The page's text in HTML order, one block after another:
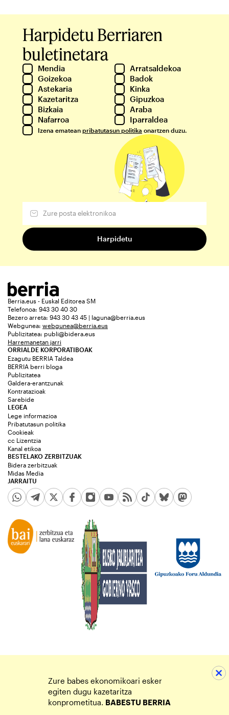
Harpidetu Berriaren
buletinetara
Mendia
Arratsaldekoa
Goizekoa
Badok
Astekaria
Kinka
Kazetaritza
Gipuzkoa
Bizkaia
Araba
Nafarroa
Iparraldea
Izena ematean pribatutasun politika onartzen duzu.
Berria.eus - Euskal Editorea SM
Telefonoa: 943 30 40 30
Bezero arreta: 943 30 43 45 | laguna@berria.eus
Webgunea: webgunea@berria.eus
Publizitatea: publi@bidera.eus
Harremanetan jarri
ORRIALDE KORPORATIBOAK
Ezagutu BERRIA Taldea
BERRIA berri bloga
Publizitatea
Galdera-erantzunak
Kontratazioak
Sarebide
JARRAITU
LEGEA
Lege informazioa
Pribatutasun politika
Cookieak
cc Lizentzia
Kanal etikoa
BESTELAKO ZERBITZUAK
Bidera zerbitzuak
Midas Media
Zure babes ekonomikoari esker
egiten dugu kazetaritza
konprometitua. BABESTU BERRIA